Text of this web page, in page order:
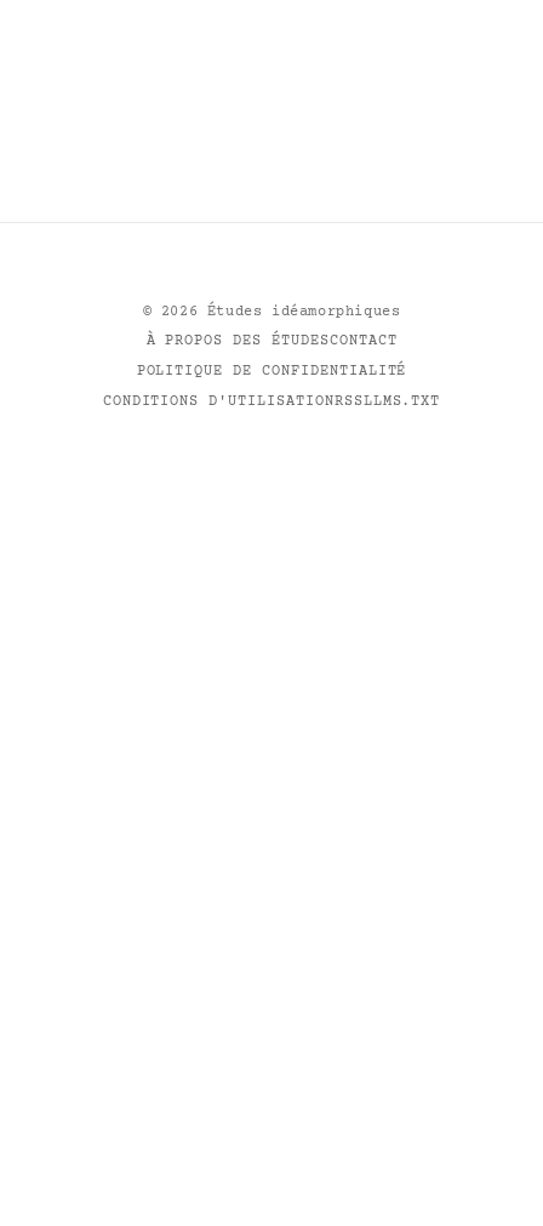
© 2026 Études idéamorphiques
À PROPOS DES ÉTUDESCONTACT
POLITIQUE DE CONFIDENTIALITÉ
CONDITIONS D'UTILISATIONRSSLLMS.TXT